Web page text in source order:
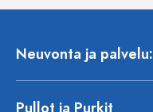
Neuvonta ja palvelu:
Pullot ja Purkit